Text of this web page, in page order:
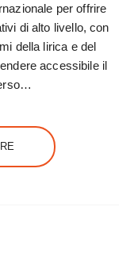
per offrire
di alto livello, con
della lirica e del
accessibile il